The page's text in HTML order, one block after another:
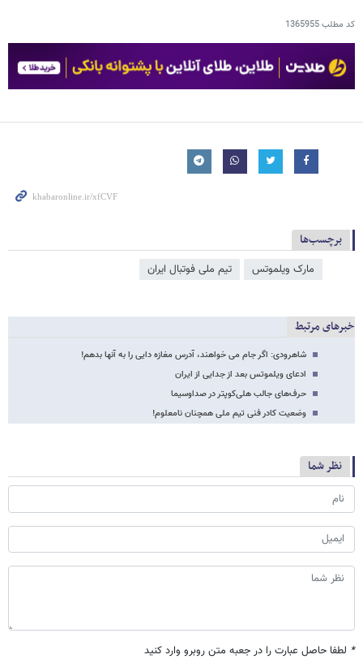
کد مطلب1365955
برچسب‌ها
مارک ویلموتس تیم ملی فوتبال ایران
خبرهای مرتبط
شاهرودی: اگر جام می خواهند، آدرس مغازه دایی را به آنها بدهم!
ادعای ویلموتس بعد از جدایی از ایران
حرف‌های جالب هلی‌کوپتر در صداوسیما
وضعیت کادر فنی تیم ملی همچنان نامعلوم!
نظر شما
* لطفا حاصل عبارت را در جعبه متن روبرو وارد کنید